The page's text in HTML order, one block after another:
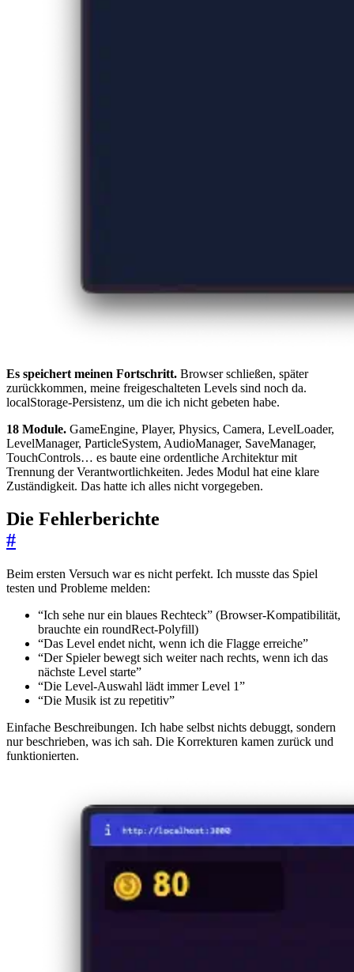
Es speichert meinen Fortschritt. Browser schließen, später
zurückkommen, meine freigeschalteten Levels sind noch da.
localStorage-Persistenz, um die ich nicht gebeten habe.
18 Module. GameEngine, Player, Physics, Camera, LevelLoader,
LevelManager, ParticleSystem, AudioManager, SaveManager,
TouchControls… es baute eine ordentliche Architektur mit
Trennung der Verantwortlichkeiten. Jedes Modul hat eine klare
Zuständigkeit. Das hatte ich alles nicht vorgegeben.
Die Fehlerberichte
#
Beim ersten Versuch war es nicht perfekt. Ich musste das Spiel
testen und Probleme melden:
“Ich sehe nur ein blaues Rechteck” (Browser-Kompatibilität,
brauchte ein roundRect-Polyfill)
“Das Level endet nicht, wenn ich die Flagge erreiche”
“Der Spieler bewegt sich weiter nach rechts, wenn ich das
nächste Level starte”
“Die Level-Auswahl lädt immer Level 1”
“Die Musik ist zu repetitiv”
Einfache Beschreibungen. Ich habe selbst nichts debuggt, sondern
nur beschrieben, was ich sah. Die Korrekturen kamen zurück und
funktionierten.